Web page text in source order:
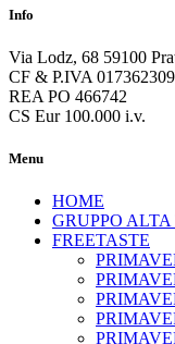
Info
Via Lodz, 68 59100
CF & P.IVA
REA PO 466742
CS Eur 100.000 i.v.
Menu
HOME
GRUPPO
FREETASTE